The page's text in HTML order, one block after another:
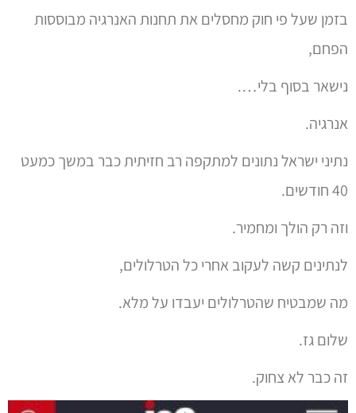
בזמן שעל פי חוק מחסלים את תחנות האנרגיה מבוססות
הפחם,
נישאר בסוף בלי….
אנרגיה.
נתיני ישראל נתונים למתקפה רב חזיתית כבר במשך כמעט
40 חודשים.
וזה רק הולך ומחמיר.
לנתינים קשה לעקוב אחרי כל הטרלולים,
מה שמבטיח שהטרלולים יעבדו על מלא.
שלום גז.
זה כבר לא צחוק.